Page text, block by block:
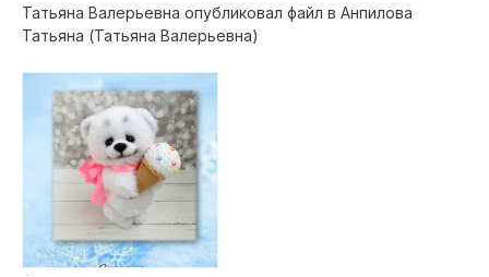
Татьяна Валерьевна опубликовал файл в Анпилова
Татьяна (Татьяна Валерьевна)